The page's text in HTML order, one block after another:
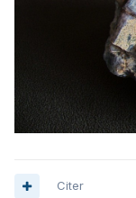
Citer